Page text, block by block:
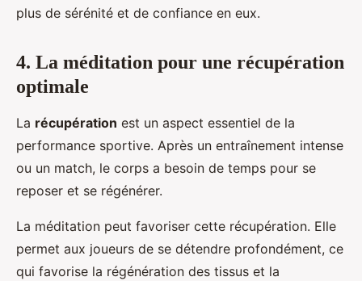
plus de sérénité et de confiance en eux.
4. La méditation pour une récupération
optimale
La récupération est un aspect essentiel de la
performance sportive. Après un entraînement intense
ou un match, le corps a besoin de temps pour se
reposer et se régénérer.
La méditation peut favoriser cette récupération. Elle
permet aux joueurs de se détendre profondément, ce
qui favorise la régénération des tissus et la